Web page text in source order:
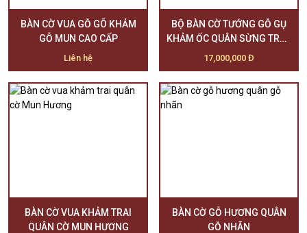
BÀN CỜ VUA GỖ GÕ KHẢM
GỖ MUN CAO CẤP
Liên hệ
BỘ BÀN CỜ TƯỚNG GỖ GỤ
KHẢM ỐC QUÂN SỪNG TRÂU
ĐEN + TRẮNG
17,000,000 Đ
BÀN CỜ VUA KHẢM TRAI
QUÂN CỜ MUN HƯƠNG
BÀN CỜ GỖ HƯƠNG QUÂN
GỖ NHÃN